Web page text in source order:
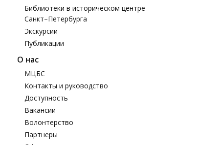
Библиотеки в историческом центре
Санкт–Петербурга
Экскурсии
Публикации
О нас
МЦБС
Контакты и руководство
Доступность
Вакансии
Волонтерство
Партнеры